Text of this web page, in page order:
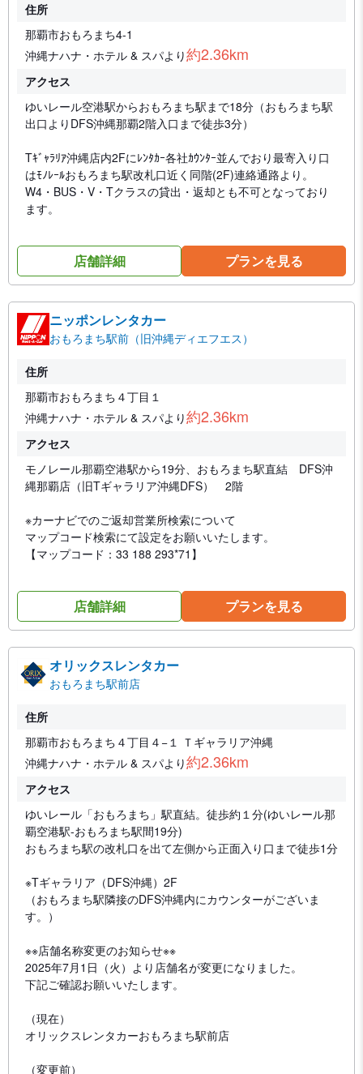
住所
那覇市おもろまち4-1
沖縄ナハナ・ホテル & スパより約2.36km
アクセス
ゆいレール空港駅からおもろまち駅まで18分（おもろまち駅
出口よりDFS沖縄那覇2階入口まで徒歩3分）
Tｷﾞｬﾗﾘｱ沖縄店内2Fにﾚﾝﾀｶｰ各社ｶｳﾝﾀｰ並んでおり最寄入り口
はﾓﾉﾚｰﾙおもろまち駅改札口近く同階(2F)連絡通路より。
W4・BUS・V・Tクラスの貸出・返却とも不可となっており
ます。
店舗詳細 プランを見る
ニッポンレンタカー
おもろまち駅前（旧沖縄ディエフエス）
住所
那覇市おもろまち４丁目１
沖縄ナハナ・ホテル & スパより約2.36km
アクセス
モノレール那覇空港駅から19分、おもろまち駅直結 DFS沖
縄那覇店（旧Tギャラリア沖縄DFS） 2階
※カーナビでのご返却営業所検索について
マップコード検索にて設定をお願いいたします。
【マップコード：33 188 293*71】
店舗詳細 プランを見る
オリックスレンタカー
おもろまち駅前店
住所
那覇市おもろまち４丁目４−１ Ｔギャラリア沖縄
沖縄ナハナ・ホテル & スパより約2.36km
アクセス
ゆいレール「おもろまち」駅直結。徒歩約１分(ゆいレール那
覇空港駅-おもろまち駅間19分)
おもろまち駅の改札口を出て左側から正面入り口まで徒歩1分
※Tギャラリア（DFS沖縄）2F
（おもろまち駅隣接のDFS沖縄内にカウンターがございま
す。）
※※店舗名称変更のお知らせ※※
2025年7月1日（火）より店舗名が変更になりました。
下記ご確認お願いいたします。
（現在）
オリックスレンタカーおもろまち駅前店
（変更前）